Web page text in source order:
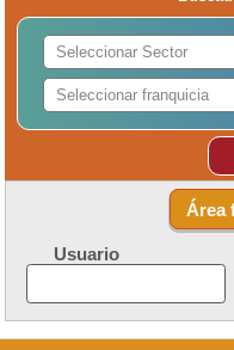
Área
Usuario